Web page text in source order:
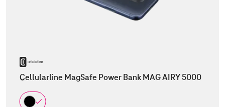
Cellularline MagSafe Power Bank MAG AIRY 5000